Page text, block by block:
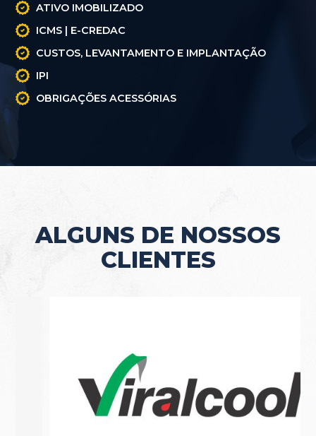
ATIVO IMOBILIZADO
ICMS | E-CREDAC
CUSTOS, LEVANTAMENTO E IMPLANTAÇÃO
IPI
OBRIGAÇÕES ACESSÓRIAS
ALGUNS DE NOSSOS
CLIENTES